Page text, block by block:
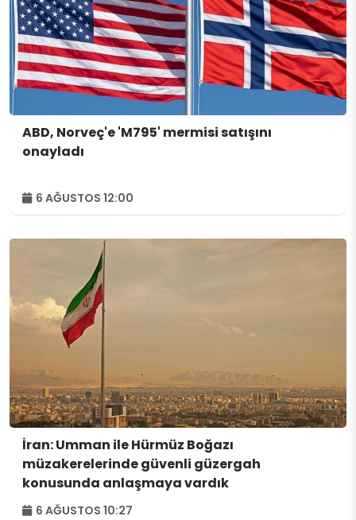
ABD, Norveç'e 'M795' mermisi satışını
onayladı
6 AĞUSTOS 12:00
İran: Umman ile Hürmüz Boğazı
müzakerelerinde güvenli güzergah
konusunda anlaşmaya vardık
6 AĞUSTOS 10:27